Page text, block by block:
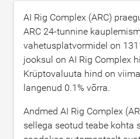
AI Rig Complex (ARC)
ARC 24-tunnine
vahetusplatvormidel on
jooksul on AI Rig Complex
Krüptovaluuta hind on
langenud 0.1% võrra.
Andmed AI Rig Complex
sellega seotud teabe kohta